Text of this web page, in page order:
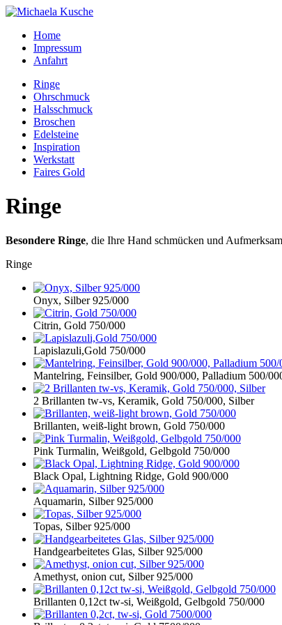
Home
Impressum
Anfahrt
Ringe
Ohrschmuck
Halsschmuck
Broschen
Edelsteine
Inspiration
Werkstatt
Faires Gold
Ringe
Besondere Ringe, die Ihre Hand schmücken und
Ringe
Onyx, Silber 925/000
Citrin, Gold 750/000
Lapislazuli,Gold 750/000
Mantelring, Feinsilber, Gold 900/000, Palladium 500/
2 Brillanten tw-vs, Keramik, Gold 750/000, Silber
Brillanten, weiß-light brown, Gold 750/000
Pink Turmalin, Weißgold, Gelbgold 750/000
Black Opal, Lightning Ridge, Gold 900/000
Aquamarin, Silber 925/000
Topas, Silber 925/000
Handgearbeitetes Glas, Silber 925/000
Amethyst, onion cut, Silber 925/000
Brillanten 0,12ct tw-si, Weißgold, Gelbgold 750/000